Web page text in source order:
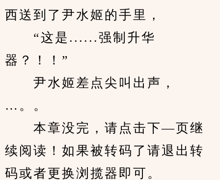
西送到了尹水姬的手里，
“这是......强制升华
器？！！”
尹水姬差点尖叫出声，
…。。
本章没完，请点击下—页继
续阅读！如果被转码了请退出转
码或者更换浏揽器即可。